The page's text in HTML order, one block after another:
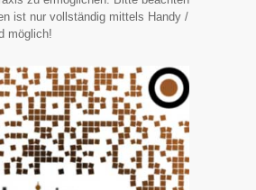
ist nur vollständig mittels Handy /
möglich!